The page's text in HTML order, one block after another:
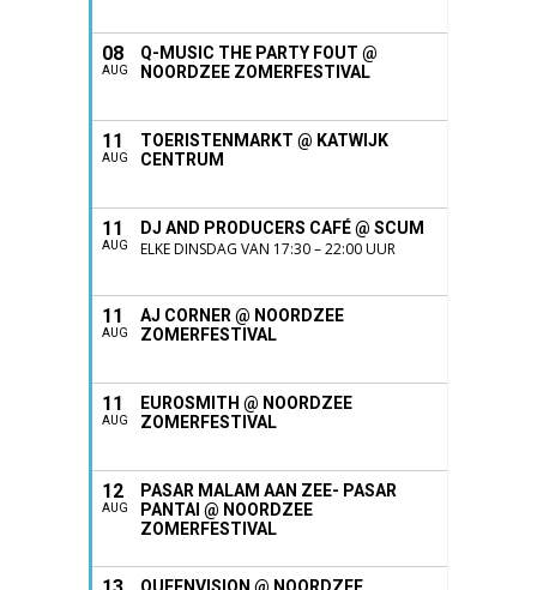
08
AUG
Q-MUSIC THE PARTY FOUT @
NOORDZEE ZOMERFESTIVAL
11
AUG
TOERISTENMARKT @ KATWIJK
CENTRUM
11
AUG
DJ AND PRODUCERS CAFÉ @ SCUM
ELKE DINSDAG VAN 17:30 – 22:00 UUR
11
AUG
AJ CORNER @ NOORDZEE
ZOMERFESTIVAL
11
AUG
EUROSMITH @ NOORDZEE
ZOMERFESTIVAL
12
AUG
PASAR MALAM AAN ZEE- PASAR
PANTAI @ NOORDZEE
ZOMERFESTIVAL